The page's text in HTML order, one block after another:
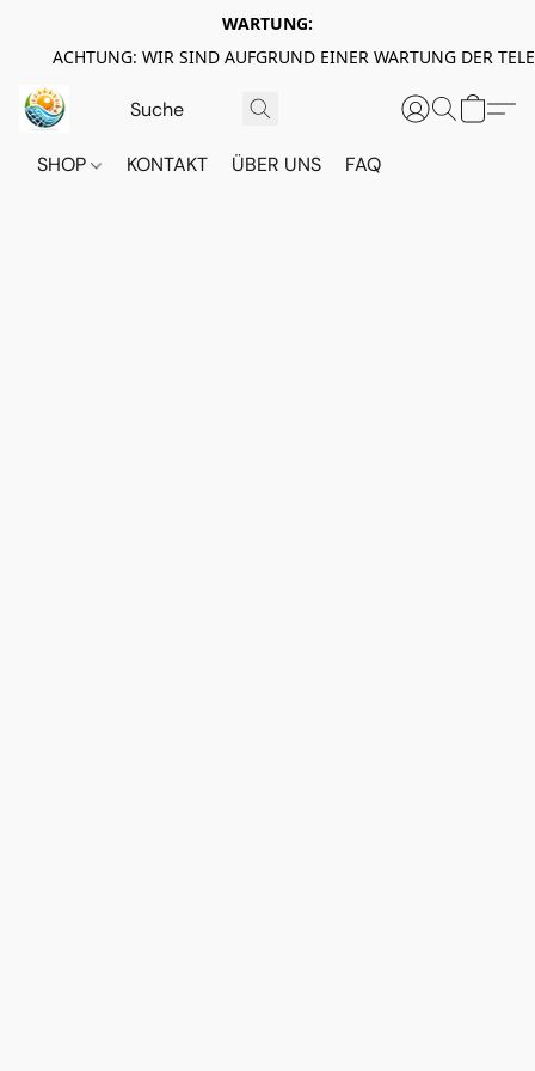
WARTUNG:
ACHTUNG: WIR SIND AUFGRUND EINER WARTUNG DER
SHOP KONTAKT ÜBER UNS FAQ